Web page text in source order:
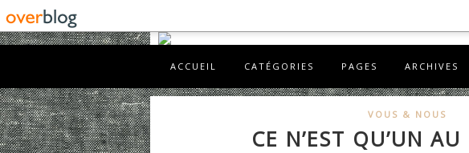
ACCUEIL CATÉGORIES PAGES ARCHIVES
VOUS & NOUS
CE N’EST QU’UN